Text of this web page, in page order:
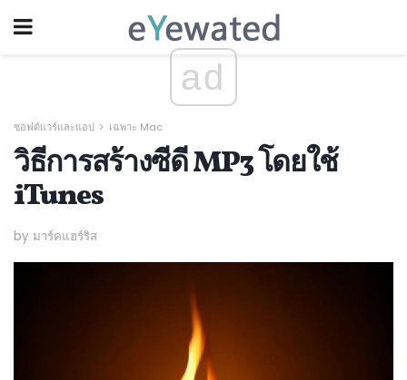
ad
ซอฟต์แวร์และแอป เฉพาะ Mac
วิธีการสร้างซีดี MP3 โดยใช้
iTunes
by มาร์คแฮร์ริส